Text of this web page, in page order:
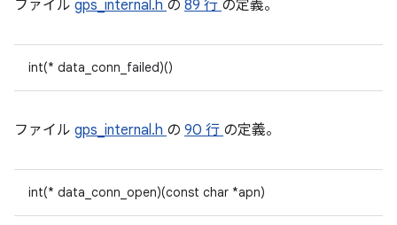
ファイル gps_internal.h の 89 行 の定義。
int(* data_conn_failed)()
ファイル gps_internal.h の 90 行 の定義。
int(* data_conn_open)(const char *apn)